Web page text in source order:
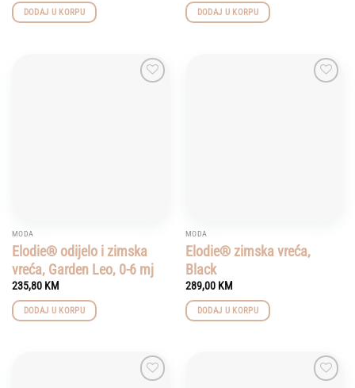
DODAJ U KORPU DODAJ U KORPU
MODA
Elodie® odijelo i zimska
vreća, Garden Leo, 0-6 mj
235,80 KM
DODAJ U KORPU
MODA
Elodie® zimska vreća,
Black
289,00 KM
DODAJ U KORPU